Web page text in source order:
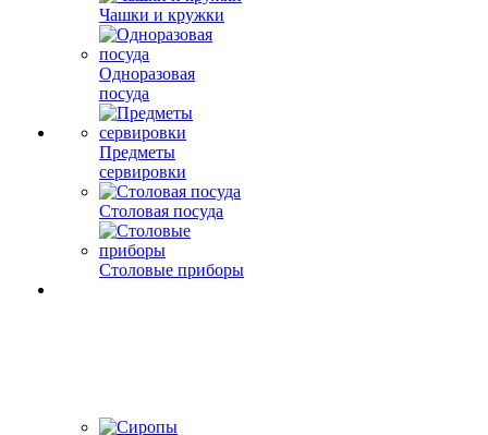
Чашки и кружки
Одноразовая
посуда
Предметы
сервировки
Столовая посуда
Столовые приборы